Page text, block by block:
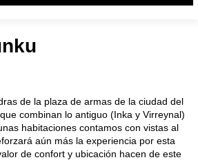
Sagrado
de la plaza de armas de la ciudad del
combinan lo antiguo (Inka y Virreynal)
habitaciones contamos con vistas al
aún más la experiencia por esta
de confort y ubicación hacen de este